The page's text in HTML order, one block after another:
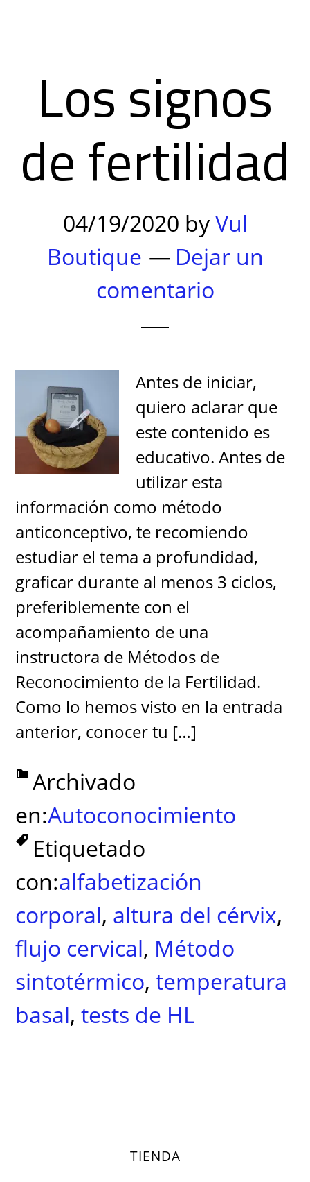
Los signos
de fertilidad
04/19/2020 byVul
Boutique
Dejar un
comentario
Antes de iniciar,
quiero aclarar que
este contenido es
educativo. Antes de
utilizar esta
información como método
anticonceptivo, te recomiendo
estudiar el tema a profundidad,
graficar durante al menos 3 ciclos,
preferiblemente con el
acompañamiento de una
instructora de Métodos de
Reconocimiento de la Fertilidad.
Como lo hemos visto en la entrada
anterior, conocer tu […]
Archivado
en:Autoconocimiento
Etiquetado
con:alfabetización
corporal, altura del cérvix,
flujo cervical, Método
sintotérmico,temperatura
basal,tests de HL
TIENDA